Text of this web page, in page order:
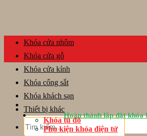
Tìm
kiếm:
Khóa cửa nhôm
Khóa cửa gỗ
Khóa cửa kính
Khóa cổng sắt
Khóa khách sạn
Thiết bị khác
Khóa tủ đồ
Phụ kiện khóa điện tử
Hoàn thành lắp đặt khóa